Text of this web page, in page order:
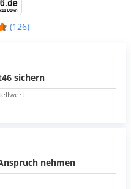
(126)
sichern
nehmen